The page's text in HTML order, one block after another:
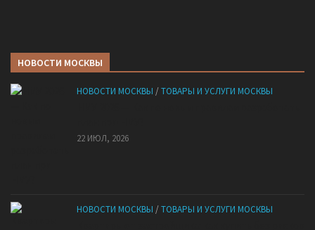
НОВОСТИ МОСКВЫ
НОВОСТИ МОСКВЫ /ТОВАРЫ И УСЛУГИ МОСКВЫ
22 ИЮЛ, 2026
НОВОСТИ МОСКВЫ /ТОВАРЫ И УСЛУГИ МОСКВЫ